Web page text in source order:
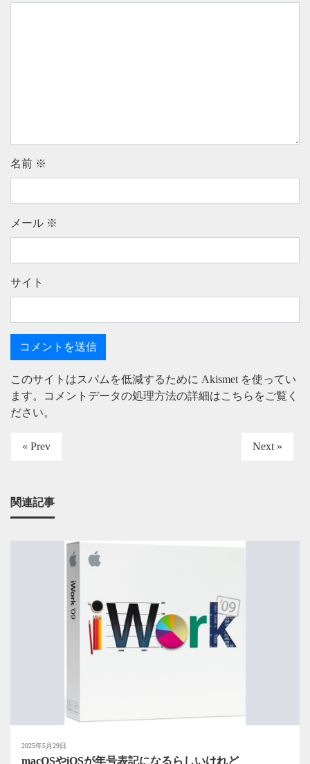
名前 ※
メール ※
サイト
このサイトはスパムを低減するために Akismet を使ってい
ます。
コメントデータの処理方法の詳細はこちらをご覧く
ださい。
« Prev Next »
関連記事
2025年5月29日
macOSやiOSが年号表記になるらしいけれど